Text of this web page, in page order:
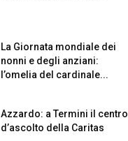
La Giornata mondiale dei
nonni e degli anziani:
l’omelia del cardinale...
Azzardo: a Termini il centro
d’ascolto della Caritas